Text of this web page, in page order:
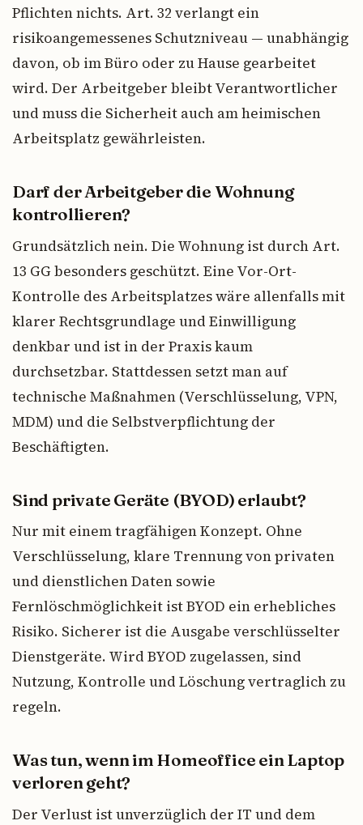
Pflichten nichts. Art. 32 verlangt ein
risikoangemessenes Schutzniveau — unabhängig
davon, ob im Büro oder zu Hause gearbeitet
wird. Der Arbeitgeber bleibt Verantwortlicher
und muss die Sicherheit auch am heimischen
Arbeitsplatz gewährleisten.
Darf der Arbeitgeber die Wohnung
kontrollieren?
Grundsätzlich nein. Die Wohnung ist durch Art.
13 GG besonders geschützt. Eine Vor-Ort-
Kontrolle des Arbeitsplatzes wäre allenfalls mit
klarer Rechtsgrundlage und Einwilligung
denkbar und ist in der Praxis kaum
durchsetzbar. Stattdessen setzt man auf
technische Maßnahmen (Verschlüsselung, VPN,
MDM) und die Selbstverpflichtung der
Beschäftigten.
Sind private Geräte (BYOD) erlaubt?
Nur mit einem tragfähigen Konzept. Ohne
Verschlüsselung, klare Trennung von privaten
und dienstlichen Daten sowie
Fernlöschmöglichkeit ist BYOD ein erhebliches
Risiko. Sicherer ist die Ausgabe verschlüsselter
Dienstgeräte. Wird BYOD zugelassen, sind
Nutzung, Kontrolle und Löschung vertraglich zu
regeln.
Was tun, wenn im Homeoffice ein Laptop
verloren geht?
Der Verlust ist unverzüglich der IT und dem